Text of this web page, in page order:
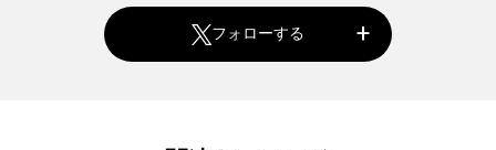
フォローする